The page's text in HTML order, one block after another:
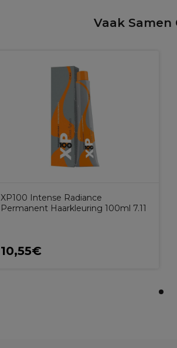
Vaak Samen
XP100 Intense Radiance
Permanent Haarkleuring 100ml 7.11
10,55€